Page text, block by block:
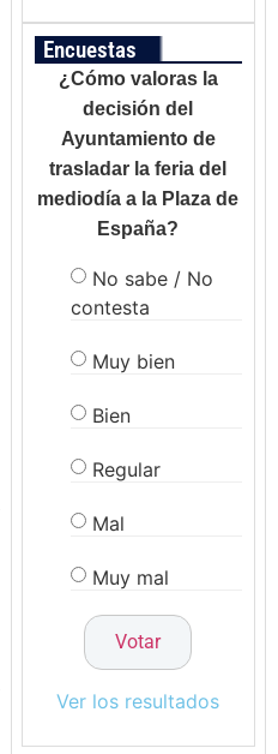
Encuestas
¿Cómo valoras la
decisión del
Ayuntamiento de
trasladar la feria del
mediodía a la Plaza de
España?
No sabe / No
contesta
Muy bien
Bien
Regular
Mal
Muy mal
Ver los resultados